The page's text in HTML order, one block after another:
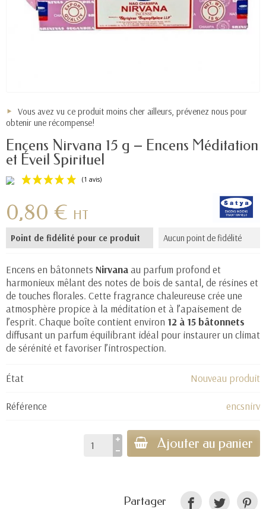
Vous avez vu ce produit moins cher ailleurs, prévenez nous pour
obtenir une récompense!
Encens Nirvana 15 g – Encens Méditation
et Éveil Spirituel
0,80 € HT
Point de fidélité pour ce produit Aucun point de fidélité
Encens en bâtonnets Nirvanaau parfum profond et
harmonieux mêlant des notes de bois de santal, de résines et
de touches florales. Cette fragrance chaleureuse crée une
atmosphère propice à la méditation et à l’apaisement de
l’esprit. Chaque boîte contient environ 12 à 15 bâtonnets
diffusant un parfum équilibrant idéal pour instaurer un climat
de sérénité et favoriser l’introspection.
État Nouveau produit
Référence encsnirv
Ajouter au panier
Partager